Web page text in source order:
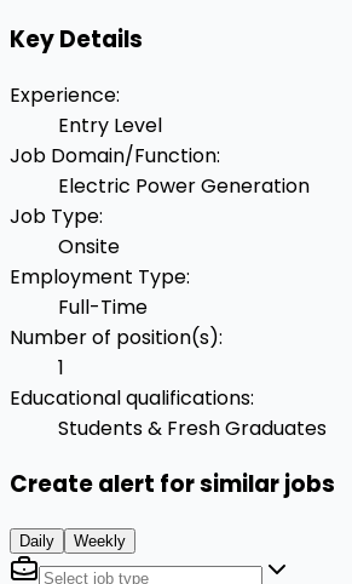
Key Details
Experience:
Entry Level
Job Domain/Function:
Electric Power Generation
Job Type:
Onsite
Employment Type:
Full-Time
Number of position(s):
1
Educational qualifications:
Students & Fresh Graduates
Create alert for similar jobs
Daily Weekly